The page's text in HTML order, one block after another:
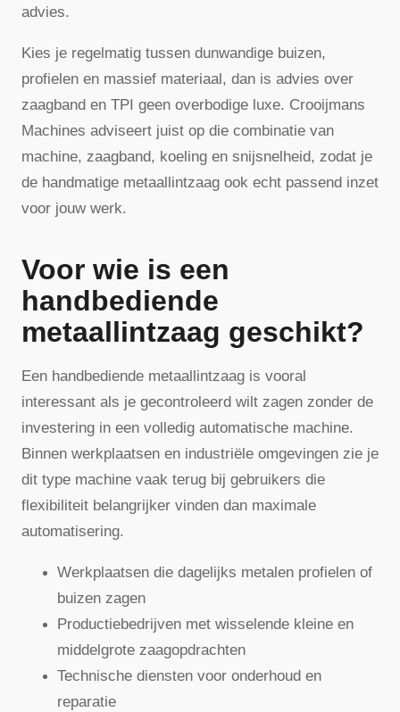
advies.
Kies je regelmatig tussen dunwandige buizen,
profielen en massief materiaal, dan is advies over
zaagband en TPI geen overbodige luxe. Crooijmans
Machines adviseert juist op die combinatie van
machine, zaagband, koeling en snijsnelheid, zodat je
de handmatige metaallintzaag ook echt passend inzet
voor jouw werk.
Voor wie is een
handbediende
metaallintzaag geschikt?
Een handbediende metaallintzaag is vooral
interessant als je gecontroleerd wilt zagen zonder de
investering in een volledig automatische machine.
Binnen werkplaatsen en industriële omgevingen zie je
dit type machine vaak terug bij gebruikers die
flexibiliteit belangrijker vinden dan maximale
automatisering.
Werkplaatsen die dagelijks metalen profielen of
buizen zagen
Productiebedrijven met wisselende kleine en
middelgrote zaagopdrachten
Technische diensten voor onderhoud en
reparatie